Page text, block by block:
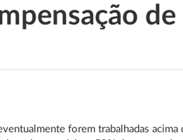
de
forem trabalhadas acima